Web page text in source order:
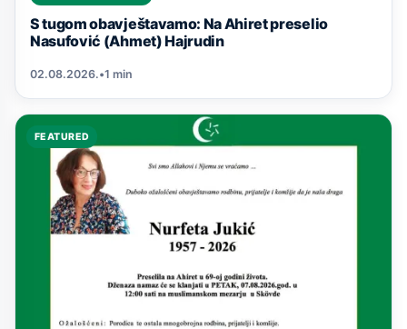
S tugom obavještavamo: Na Ahiret preselio
Nasufović (Ahmet) Hajrudin
02.08.2026.•1 min
FEATURED